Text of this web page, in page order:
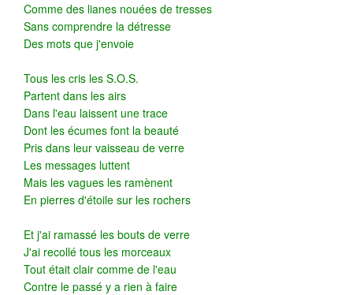
Comme des lianes nouées de tresses
Sans comprendre la détresse
Des mots que j'envoie
Tous les cris les S.O.S.
Partent dans les airs
Dans l'eau laissent une trace
Dont les écumes font la beauté
Pris dans leur vaisseau de verre
Les messages luttent
Mais les vagues les ramènent
En pierres d'étoile sur les rochers
Et j'ai ramassé les bouts de verre
J'ai recollé tous les morceaux
Tout était clair comme de l'eau
Contre le passé y a rien à faire